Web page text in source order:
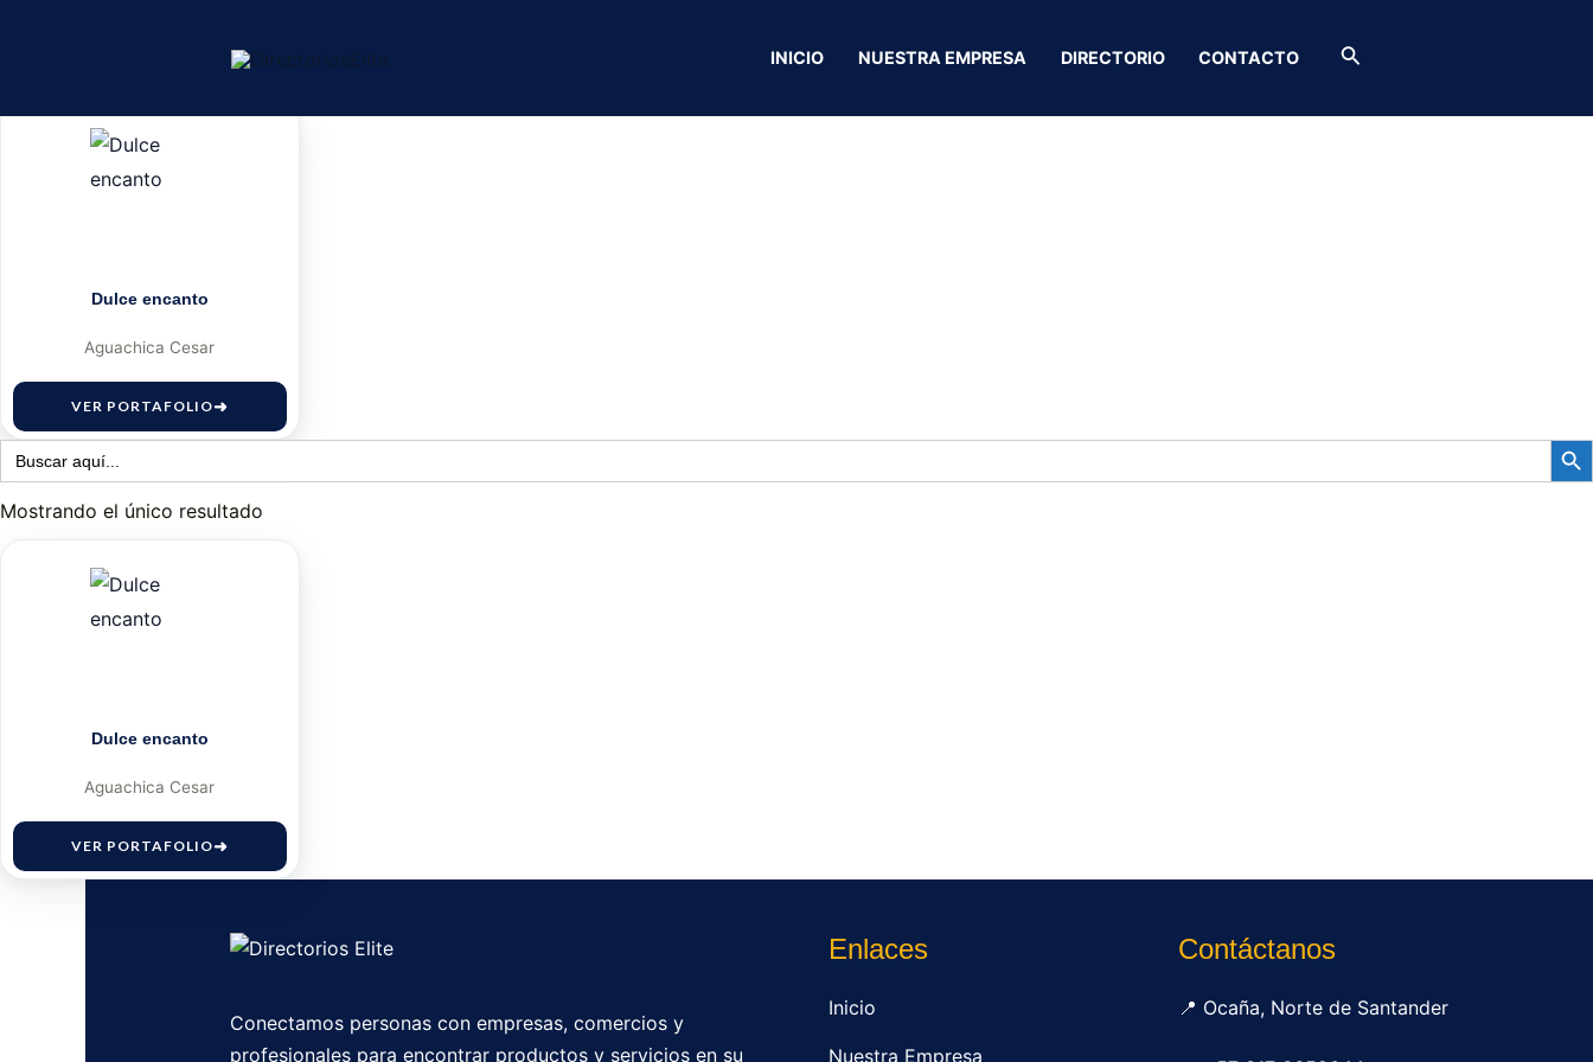
INICIO NUESTRA EMPRESA DIRECTORIO CONTACTO Buscar
Mostrando el único resultado
Dulce encanto
Aguachica Cesar
VER PORTAFOLIO
Buscar: BOTÓN
Mostrando el único resultado
Dulce encanto
Aguachica Cesar
VER PORTAFOLIO
Conectamos personas con empresas, comercios y
profesionales para encontrar productos y servicios en su
Enlaces
Inicio
Nuestra Empresa
Contáctanos
📍 Ocaña, Norte de Santander